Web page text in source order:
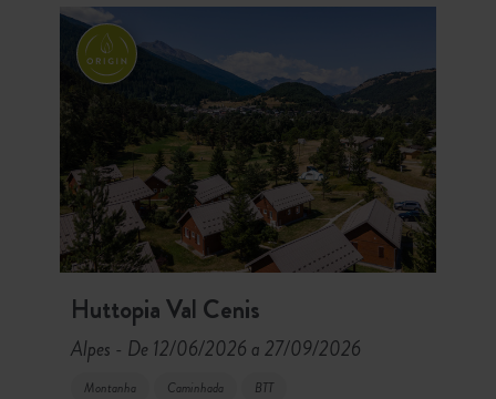
Huttopia Val Cenis
Alpes - De 12/06/2026 a 27/09/2026
Montanha Caminhada BTT